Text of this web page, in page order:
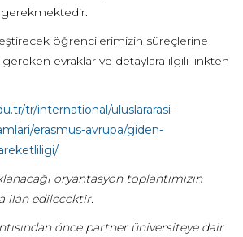
öğrencilerimizin süreçlerine
evraklar ve detaylara ilgili linkten
tr/international/uluslararasi-
erasmus-avrupa/giden-
oryantasyon toplantımızın
ilan edilecektir.
önce partner üniversiteye dair